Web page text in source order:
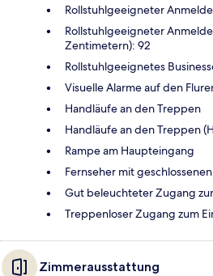
Rollstuhlgeeigneter
Rollstuhlgeeigneter
Zentimetern): 92
Rollstuhlgeeignetes
Visuelle Alarme auf den
Handläufe an den Treppen
Handläufe an den Treppen
Rampe am Haupteingang
Fernseher mit
Gut beleuchteter Zugang
Treppenloser Zugang zum
Zimmerausstattung